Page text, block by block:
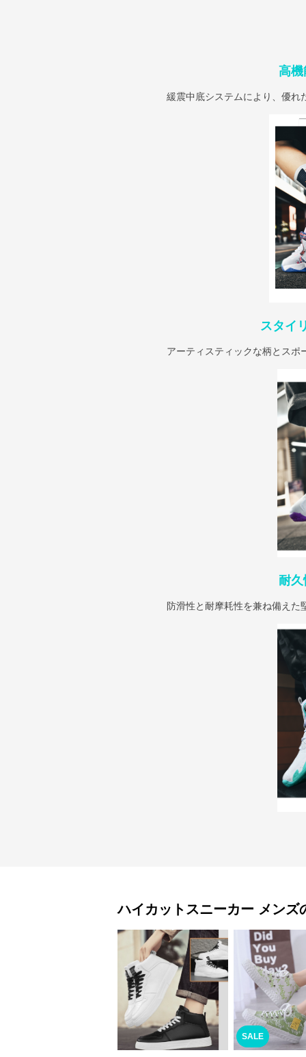
高機
緩震中底システムにより、優れ
スタイ
アーティスティックな柄とスポ
耐
防滑性と耐摩耗性を兼ね備えた
ハイカットスニーカー メンズ
SALE